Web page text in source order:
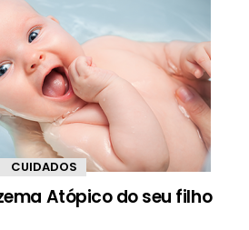
CUIDADOS
Atópico do seu filho